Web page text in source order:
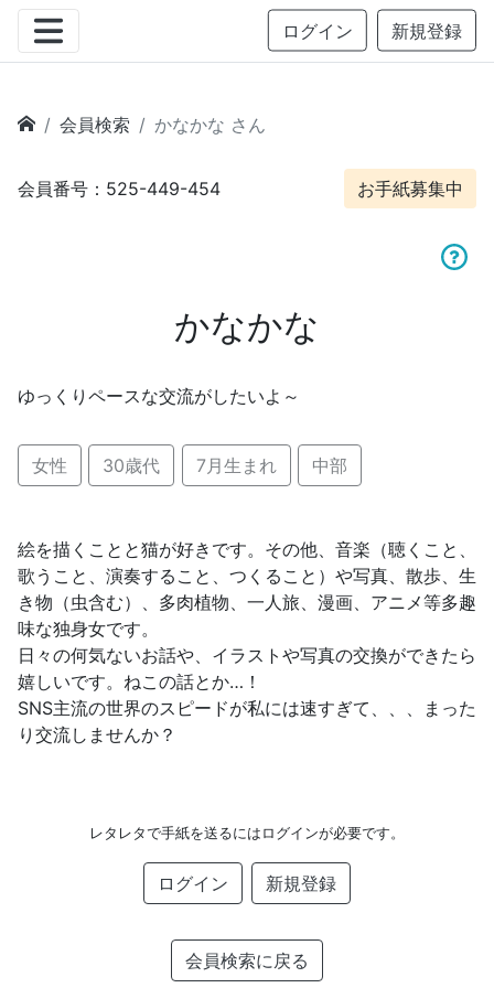
ログイン 新規登録
会員検索 かなかな さん
会員番号：525-449-454 お手紙募集中
かなかな
ゆっくりペースな交流がしたいよ～
女性 30歳代 7月生まれ 中部
絵を描くことと猫が好きです。その他、音楽（聴くこと、
歌うこと、演奏すること、つくること）や写真、散歩、生
き物（虫含む）、多肉植物、一人旅、漫画、アニメ等多趣
味な独身女です。
日々の何気ないお話や、イラストや写真の交換ができたら
嬉しいです。ねこの話とか…！
SNS主流の世界のスピードが私には速すぎて、、、まった
り交流しませんか？
レタレタで手紙を送るにはログインが必要です。
ログイン 新規登録
会員検索に戻る